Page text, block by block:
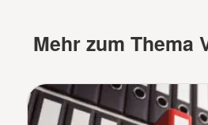
Mehr zum Thema